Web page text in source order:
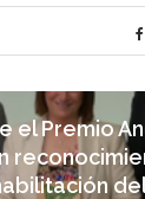
el Premio